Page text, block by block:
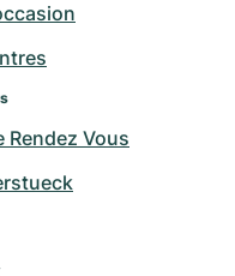
Rendez Vous